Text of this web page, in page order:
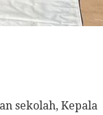
sekolah, Kepala